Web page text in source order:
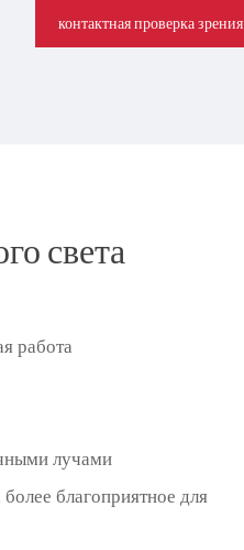
контактная проверка зрения
света
работа
лучами
благоприятное для